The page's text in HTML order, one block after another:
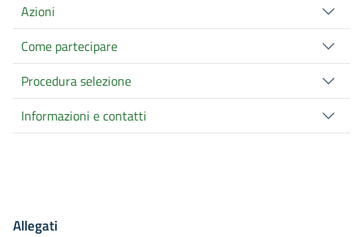
Azioni
Come partecipare
Procedura selezione
Informazioni e contatti
Allegati